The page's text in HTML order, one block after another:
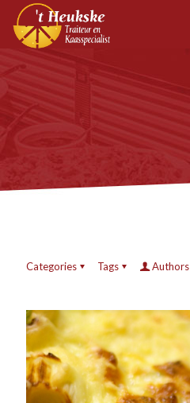
Categories Tags Authors